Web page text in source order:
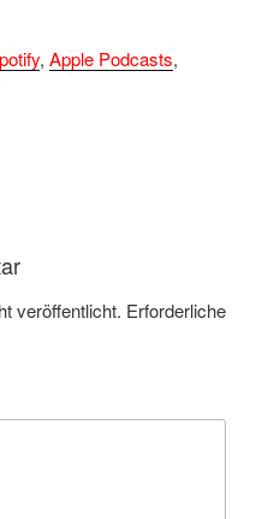
, Apple Podcasts,
veröffentlicht. Erforderliche